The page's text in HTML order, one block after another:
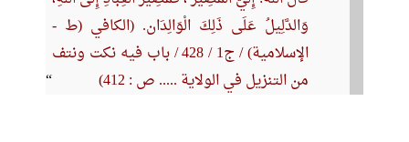
وَالدَّلِيلُ عَلَى ذَلِكَ الْوَالِدَان‏. (الكافي (ط -
الإسلامية) / ج‏1 / 428 / باب فيه نكت ونتف
من التنزيل في الولاية ..... ص : 412)